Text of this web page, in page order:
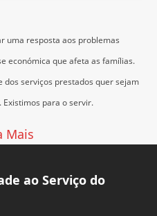
uma resposta aos problemas
económica que afeta as famílias.
serviços prestados quer sejam
Existimos para o servir.
Mais
ao Serviço do